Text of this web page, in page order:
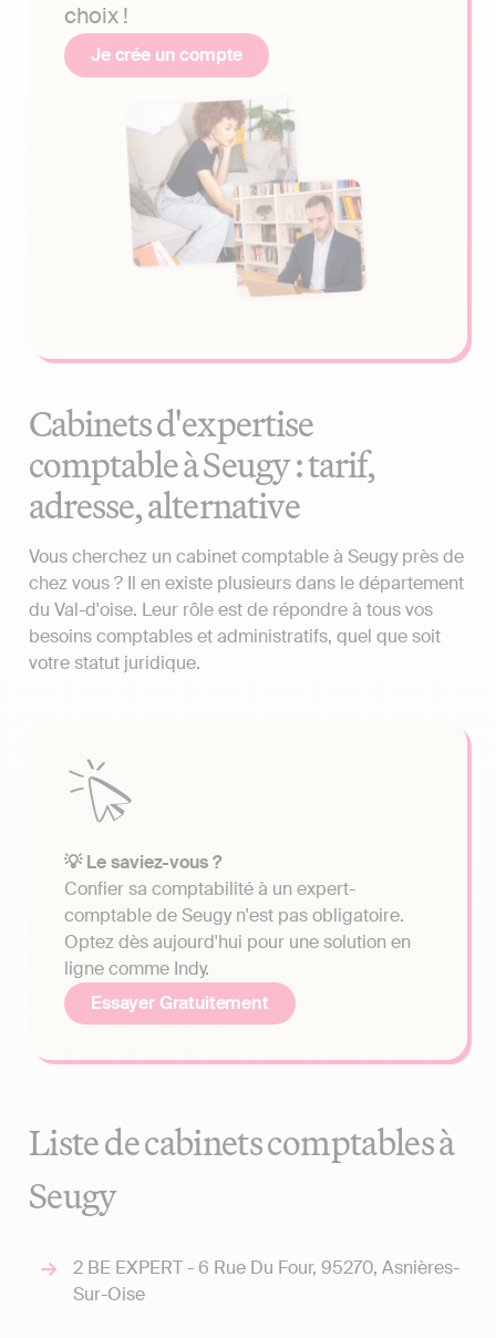
choix !
Je crée un compte
Cabinets d'expertise
comptable à Seugy : tarif,
adresse, alternative
Vous cherchez un cabinet comptable à Seugy près de
chez vous ? Il en existe plusieurs dans le département
du Val-d'oise. Leur rôle est de répondre à tous vos
besoins comptables et administratifs, quel que soit
votre statut juridique.
💡 Le saviez-vous ?
Confier sa comptabilité à un expert-
comptable de Seugy n'est pas obligatoire.
Optez dès aujourd'hui pour une solution en
ligne comme Indy.
Essayer Gratuitement
Liste de cabinets comptables à
Seugy
2 BE EXPERT - 6 Rue Du Four, 95270, Asnières-
Sur-Oise